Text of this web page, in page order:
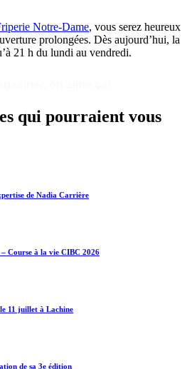
Notre-Dame, vous serez heureux
prolongées. Dès aujourd’hui, la
21 h du lundi au vendredi.
qui pourraient vous
de Nadia Carrière
Course à la vie CIBC 2026
11 juillet à Lachine
de sa 3e édition